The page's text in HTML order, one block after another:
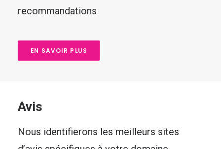
recommandations
EN SAVOIR PLUS
Avis
Nous identifierons les meilleurs sites